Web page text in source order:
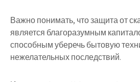
Важно понимать, что защита от
является благоразумным
способным уберечь бытовую
нежелательных последствий.